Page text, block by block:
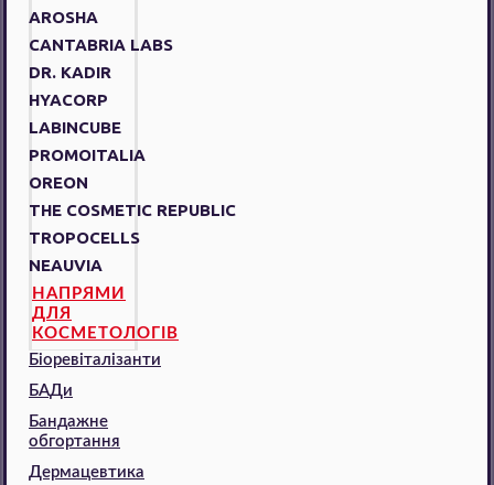
AROSHA
CANTABRIA LABS
DR. KADIR
HYACORP
LABINCUBE
PROMOITALIA
OREON
THE COSMETIC REPUBLIC
TROPOCELLS
NEAUVIA
НАПРЯМИ
ДЛЯ
КОСМЕТОЛОГІВ
Біоревіталізанти
БАДи
Бандажне
обгортання
Дермацевтика